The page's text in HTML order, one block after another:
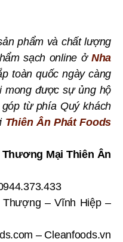
phẩm và chất lượng
sạch online ở Nha
toàn quốc ngày càng
mong được sự ủng hộ
từ phía Quý khách
Thiên Ân Phát Foods
Thương Mại Thiên Ân
– Vĩnh Hiệp –
– Cleanfoods.vn